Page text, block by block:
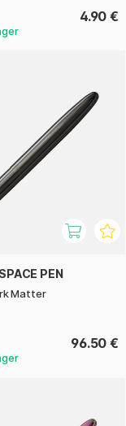
4.90 €
PEN
Matter
96.50 €